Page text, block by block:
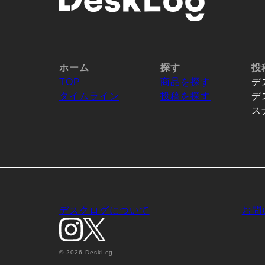
ホーム
TOP
タイムライン
探す
商品を探す
投稿を探す
投
デ
デ
ス
デスクログについて お問
© 2026 DeskLog